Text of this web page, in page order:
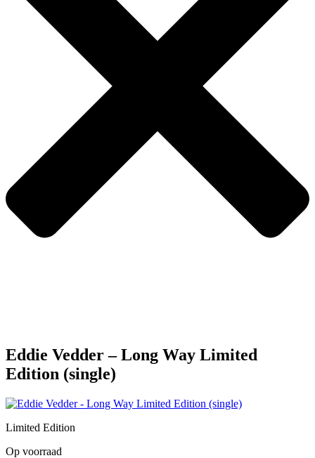
Eddie Vedder – Long Way Limited
Edition (single)
Limited Edition
Op voorraad